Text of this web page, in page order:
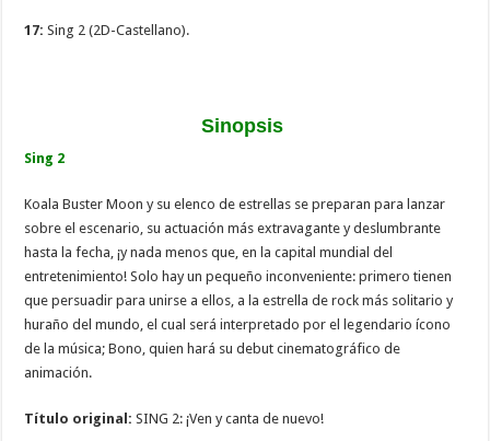
17: Sing 2 (2D-Castellano).
Sinopsis
Sing 2
Koala Buster Moon y su elenco de estrellas se preparan para lanzar
sobre el escenario, su actuación más extravagante y deslumbrante
hasta la fecha, ¡y nada menos que, en la capital mundial del
entretenimiento! Solo hay un pequeño inconveniente: primero tienen
que persuadir para unirse a ellos, a la estrella de rock más solitario y
huraño del mundo, el cual será interpretado por el legendario ícono
de la música; Bono, quien hará su debut cinematográfico de
animación.
Título original: SING 2: ¡Ven y canta de nuevo!